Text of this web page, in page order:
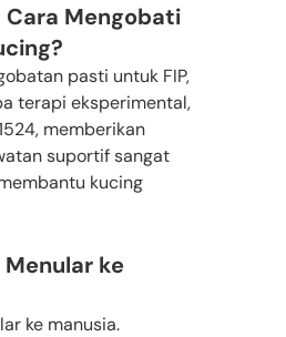
Cara Mengobati
pasti untuk FIP,
terapi eksperimental,
memberikan
suportif sangat
kucing
Menular ke
ke manusia.